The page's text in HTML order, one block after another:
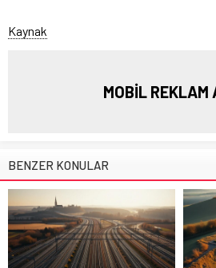
Kaynak
MOBİL REKLAM
BENZER KONULAR